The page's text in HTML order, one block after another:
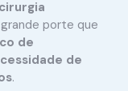
porte que
de
de
.